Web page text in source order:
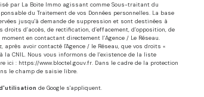
par La Boite Immo agissant comme Sous-traitant du
du Traitement de vos Données personnelles. La base
jusqu'à demande de suppression et sont destinées à
d’accès, de rectification, d’effacement, d’opposition, de
en contactant directement l’Agence / Le Réseau.
avoir contacté l'Agence / le Réseau, que vos droits «
CNIL. Nous vous informons de l’existence de la liste
ici : https://www.bloctel.gouv.fr. Dans le cadre de la protection
le champ de saisie libre.
de Google s'appliquent.